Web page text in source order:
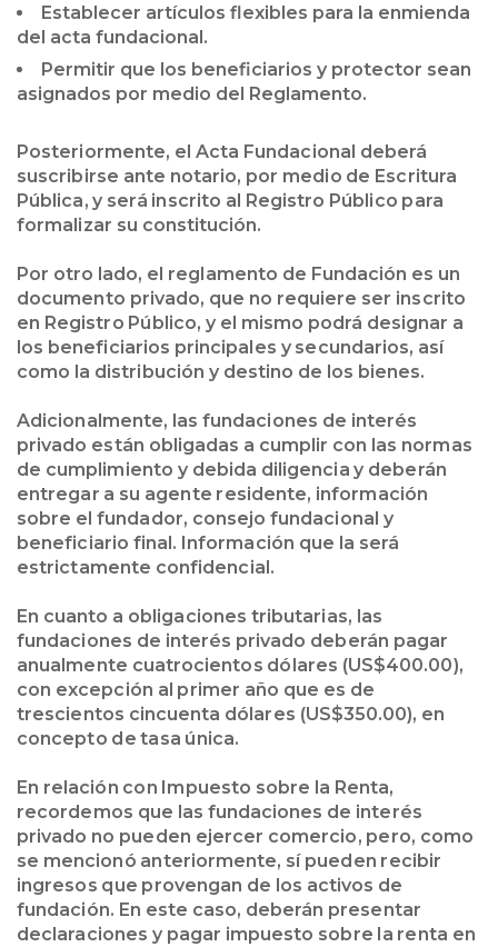
Establecer artículos flexibles para la enmienda
del acta fundacional.
Permitir que los beneficiarios y protector sean
asignados por medio del Reglamento.
Posteriormente, el Acta Fundacional deberá
suscribirse ante notario, por medio de Escritura
Pública, y será inscrito al Registro Público para
formalizar su constitución.
Por otro lado, el reglamento de Fundación es un
documento privado, que no requiere ser inscrito
en Registro Público, y el mismo podrá designar a
los beneficiarios principales y secundarios, así
como la distribución y destino de los bienes.
Adicionalmente, las fundaciones de interés
privado están obligadas a cumplir con las normas
de cumplimiento y debida diligencia y deberán
entregar a su agente residente, información
sobre el fundador, consejo fundacional y
beneficiario final. Información que la será
estrictamente confidencial.
En cuanto a obligaciones tributarias, las
fundaciones de interés privado deberán pagar
anualmente cuatrocientos dólares (US$400.00),
con excepción al primer año que es de
trescientos cincuenta dólares (US$350.00), en
concepto de tasa única.
En relación con Impuesto sobre la Renta,
recordemos que las fundaciones de interés
privado no pueden ejercer comercio, pero, como
se mencionó anteriormente, sí pueden recibir
ingresos que provengan de los activos de
fundación. En este caso, deberán presentar
declaraciones y pagar impuesto sobre la renta en